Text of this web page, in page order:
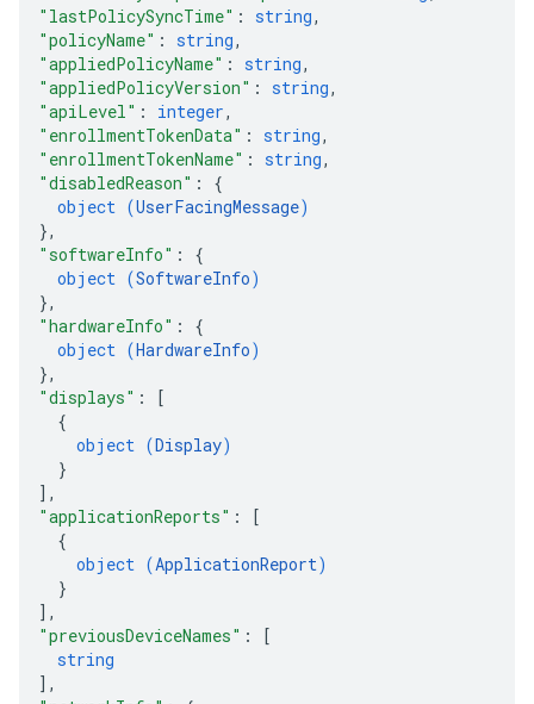
"lastPolicySyncTime" : string,
"policyName" : string,
"appliedPolicyName" : string,
"appliedPolicyVersion" : string,
"apiLevel" : integer,
"enrollmentTokenData" : string,
"enrollmentTokenName" : string,
"disabledReason" : {
object (UserFacingMessage)
},
"softwareInfo" : {
object (SoftwareInfo)
},
"hardwareInfo" : {
object (HardwareInfo)
},
"displays" :
[
{
object (Display)
}
] ,
"applicationReports" :
[
{
object (ApplicationReport)
}
] ,
"previousDeviceNames" :
[
string
] ,